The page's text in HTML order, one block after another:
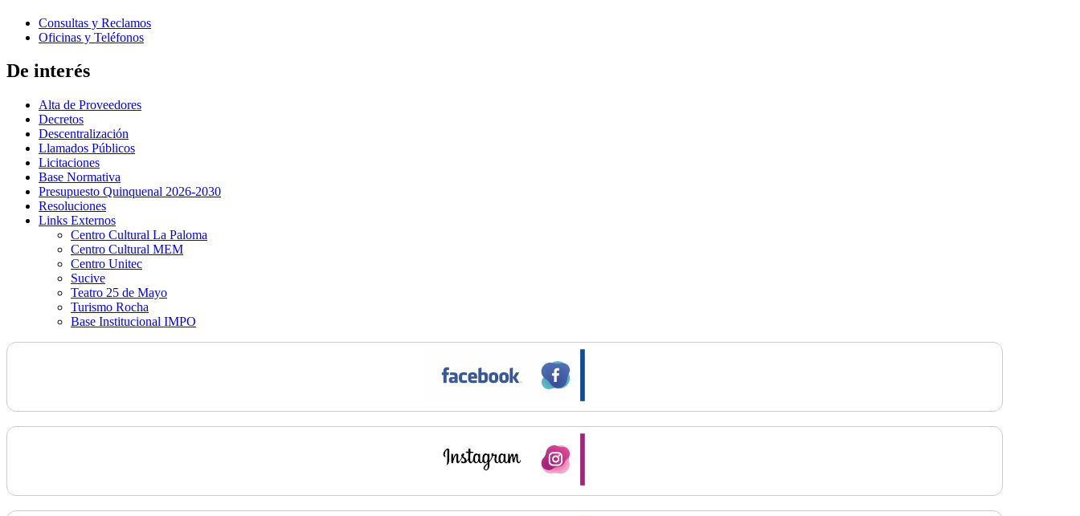
Consultas y Reclamos
Oficinas y Teléfonos
De interés
Alta de Proveedores
Decretos
Descentralización
Llamados Públicos
Licitaciones
Base Normativa
Presupuesto Quinquenal 2026-2030
Resoluciones
Links Externos
Centro Cultural La Paloma
Centro Cultural MEM
Centro Unitec
Sucive
Teatro 25 de Mayo
Turismo Rocha
Base Institucional IMPO